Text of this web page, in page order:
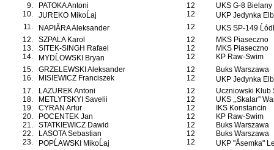
9. PATOKA Antoni 12
UKS G-8
10.
JUREKO MikoĹaj 12
UKP Jedynka
11.
NAPIĂRA Aleksander 12
UKS SP-149
12.
SZPALA Karol 12
MKS Piaseczno
13.
SITEK-SINGH Rafael 12
MKS Piaseczno
14.
MYDĹOWSKI Bryan 12
KP Raw-Swim
15.
GRZELEWSKI Aleksander 12
Buks Warszawa
16.
MISIEWICZ Franciszek 12
UKP Jedynka
17.
LAZUREK Antoni 12
Uczniowski Klub
18.
METLYTSKYI Savelii 12
UKS ,,Skalar''
19.
CYRAN Artur 12
IKS Konstancin
20.
POCENTEK Jan 12
KP Raw-Swim
21.
STATKIEWICZ Dawid 12
Buks Warszawa
22.
LASOTA Sebastian 12
Buks Warszawa
23.
POPĹAWSKI MikoĹaj 12
UKP "Ăsemka"